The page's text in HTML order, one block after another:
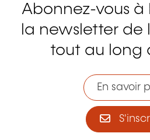
Abonnez-vous à
la newsletter de
tout au long
En savoir